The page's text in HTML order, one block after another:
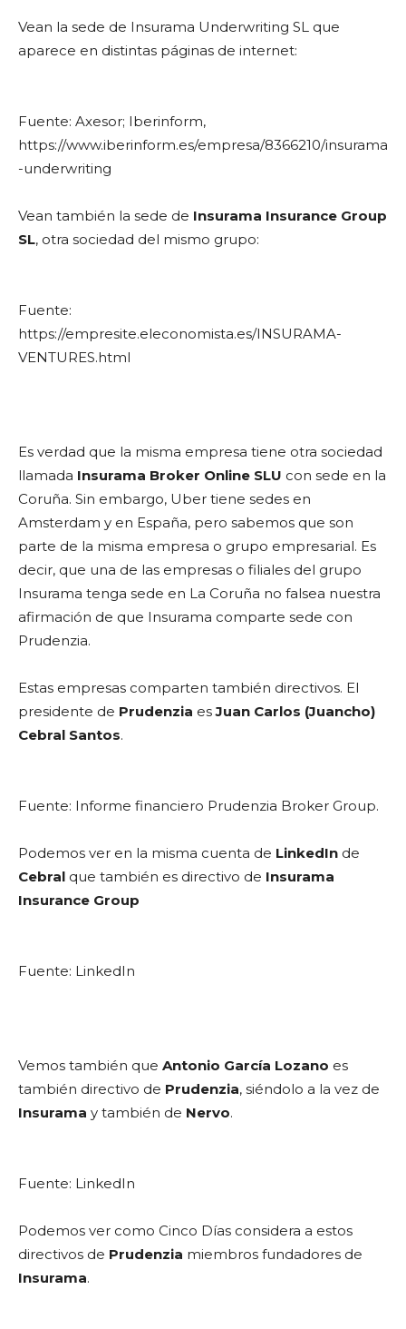
Vean la sede de Insurama Underwriting SL que
aparece en distintas páginas de internet:
Fuente: Axesor; Iberinform,
https://www.iberinform.es/empresa/8366210/insurama
-underwriting
Vean también la sede de Insurama Insurance Group
SL, otra sociedad del mismo grupo:
Fuente:
https://empresite.eleconomista.es/INSURAMA-
VENTURES.html
Es verdad que la misma empresa tiene otra sociedad
llamada Insurama Broker Online SLU con sede en la
Coruña. Sin embargo, Uber tiene sedes en
Amsterdam y en España, pero sabemos que son
parte de la misma empresa o grupo empresarial. Es
decir, que una de las empresas o filiales del grupo
Insurama tenga sede en La Coruña no falsea nuestra
afirmación de que Insurama comparte sede con
Prudenzia.
Estas empresas comparten también directivos. El
presidente de Prudenzia esJuan Carlos (Juancho)
Cebral Santos.
Fuente: Informe financiero Prudenzia Broker Group.
Podemos ver en la misma cuenta de LinkedIn de
Cebral que también es directivo de Insurama
Insurance Group
Fuente: LinkedIn
Vemos también que Antonio García Lozano es
también directivo de Prudenzia, siéndolo a la vez de
Insurama y también de Nervo.
Fuente: LinkedIn
Podemos ver como Cinco Días considera a estos
directivos de Prudenzia miembros fundadores de
Insurama.